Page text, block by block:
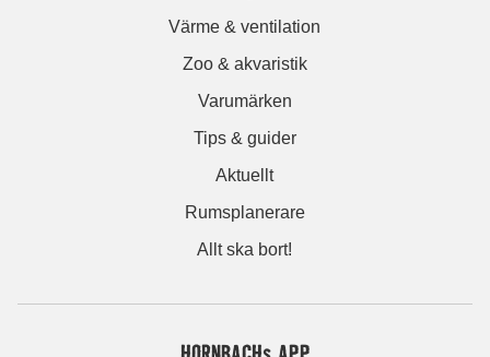
Värme & ventilation
Zoo & akvaristik
Varumärken
Tips & guider
Aktuellt
Rumsplanerare
Allt ska bort!